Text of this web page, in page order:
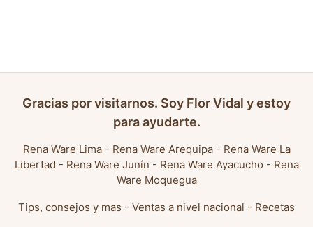
Gracias por visitarnos. Soy Flor Vidal y estoy
para ayudarte.
Rena Ware Lima- Rena Ware Arequipa- Rena Ware La
Libertad - Rena Ware Junín - Rena Ware Ayacucho - Rena
Ware Moquegua
Tips, consejos y mas - Ventas a nivel nacional - Recetas